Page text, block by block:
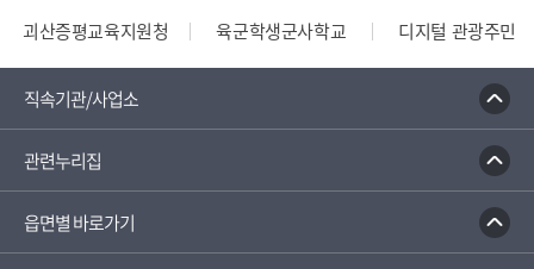
괴산증평교육지원청 육군학생군사학교
디지털 관광주민증
직속기관/사업소
관련누리집
읍면별 바로가기